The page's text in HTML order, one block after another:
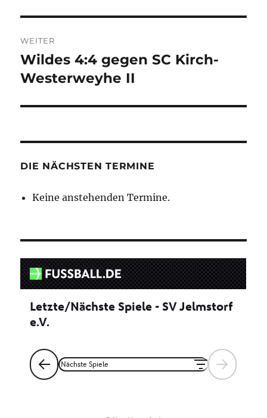
WEITER
Nächster
Beitrag:
Wildes 4:4 gegen SC Kirch-
Westerweyhe II
DIE NÄCHSTEN TERMINE
Keine anstehenden Termine.